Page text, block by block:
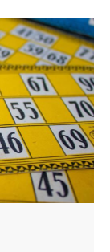
gagner des